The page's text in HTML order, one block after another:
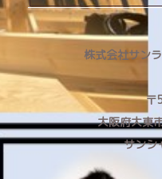
株式会社サン
〒
大阪府大東
サンシ